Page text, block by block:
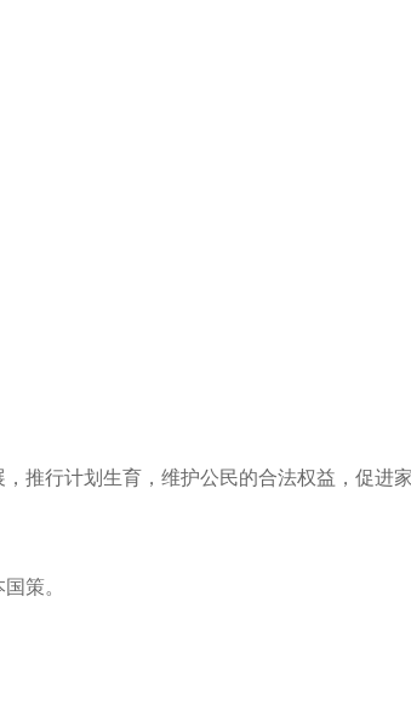
行计划生育，维护公民的合法权益，促进
策。